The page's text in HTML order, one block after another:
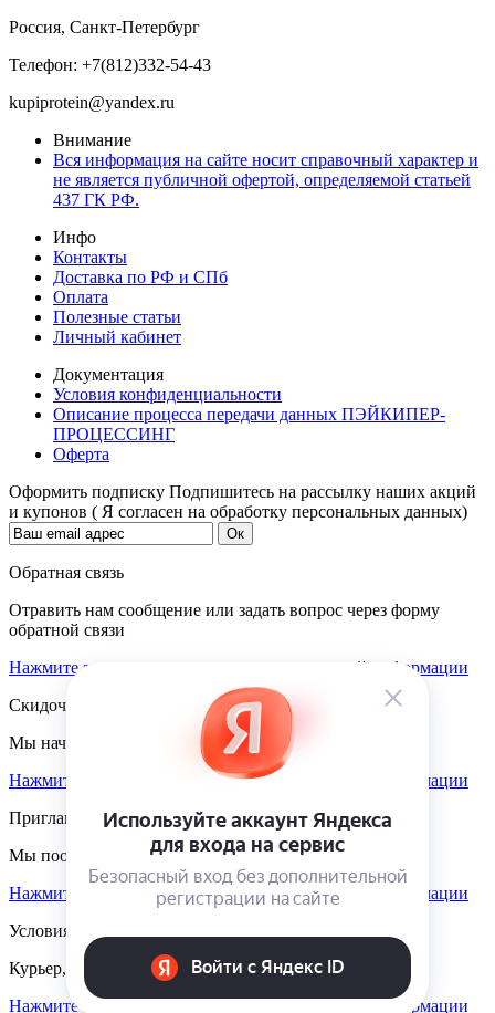
Россия, Санкт-Петербург
Телефон: +7(812)332-54-43
kupiprotein@yandex.ru
Внимание
Вся информация на сайте носит справочный характер и
не является публичной офертой, определяемой статьей
437 ГК РФ.
Инфо
Контакты
Доставка по РФ и СПб
Оплата
Полезные статьи
Личный кабинет
Документация
Условия конфиденциальности
Описание процесса передачи данных ПЭЙКИПЕР-
ПРОЦЕССИНГ
Оферта
Оформить подписку Подпишитесь на рассылку наших акций
и купонов ( Я согласен на обработку персональных данных)
Обратная связь
Отравить нам сообщение или задать вопрос через форму
обратной связи
Нажмите здесь для получения дополнительной информации
Скидочная система
Мы начисляем кэшбэк с покупок
Нажмите здесь для получения дополнительной информации
Приглашаем к партнёрству
Мы поощеряем наших партнёров
Нажмите здесь для получения дополнительной информации
Условия доставки
Курьер, пункты выдачи, Почта России
Нажмите здесь для получения дополнительной информации